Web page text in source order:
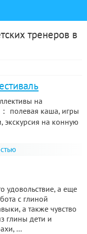
тренеров в
на
полевая каша, игры
экскурсия на конную
удовольствие, а еще
с глиной
а также чувство
глины дети и
...